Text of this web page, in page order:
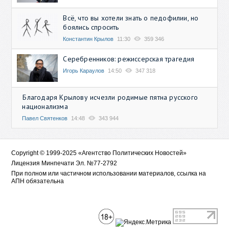
Всё, что вы хотели знать о педофилии, но
боялись спросить
Константин Крылов 11:30 359 346
Серебренников: режиссерская трагедия
Игорь Караулов 14:50 347 318
Благодаря Крылову исчезли родимые пятна русского
национализма
Павел Святенков 14:48 343 944
Copyright © 1999-2025 «Агентство Политических Новостей»
Лицензия Минпечати Эл. №77-2792
При полном или частичном использовании материалов, ссылка на
АПН обязательна